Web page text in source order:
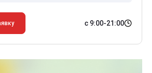
с 9:00-21:00